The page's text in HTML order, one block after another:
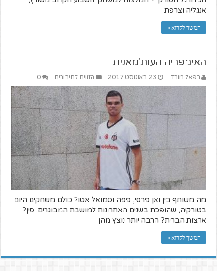
אנגליה וצרפת
המשך לקרוא »
האימפריה העות'מאנית
רפאל מורדו 23 באוגוסט 2017 הזווית לחיבורים 0
מה משותף בין ואן פרסי, פפה וסמואל אטו? כולם משחקים היום
בטורקיה, שהופכת בשנים האחרונות למושבת המבוגרים. סין?
ארצות הברית? הרבה יותר נוצץ מהן
המשך לקרוא »